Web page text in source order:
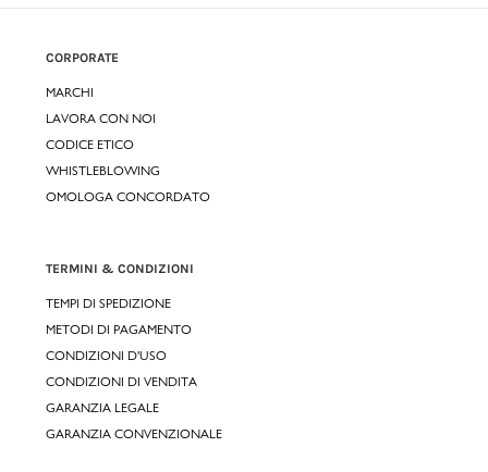
CORPORATE
MARCHI
LAVORA CON NOI
CODICE ETICO
WHISTLEBLOWING
OMOLOGA CONCORDATO
TERMINI & CONDIZIONI
TEMPI DI SPEDIZIONE
METODI DI PAGAMENTO
CONDIZIONI D'USO
CONDIZIONI DI VENDITA
GARANZIA LEGALE
GARANZIA CONVENZIONALE